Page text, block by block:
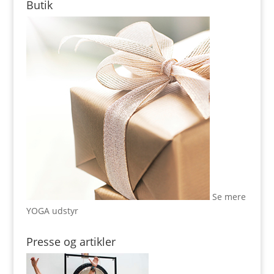
Butik
Se mere
YOGA udstyr
Presse og artikler